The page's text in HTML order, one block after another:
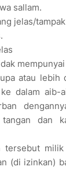
sallam.
jelas/tampak
atau lebih
dalam aib-
dan
tersebut
(di izinkan)